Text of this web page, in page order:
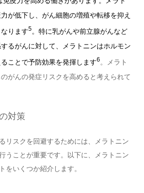
が低下し、がん細胞の増殖や転移を抑え
ります5。特に乳がんや前立腺がんなど
るがんに対して、メラトニンはホルモン
ことで予防効果を発揮します6 。メラト
がんの発症リスクを高めると考えられて
対策
リスクを回避するためには、メラトニン
うことが重要です。以下に、メラトニン
をいくつか紹介します。